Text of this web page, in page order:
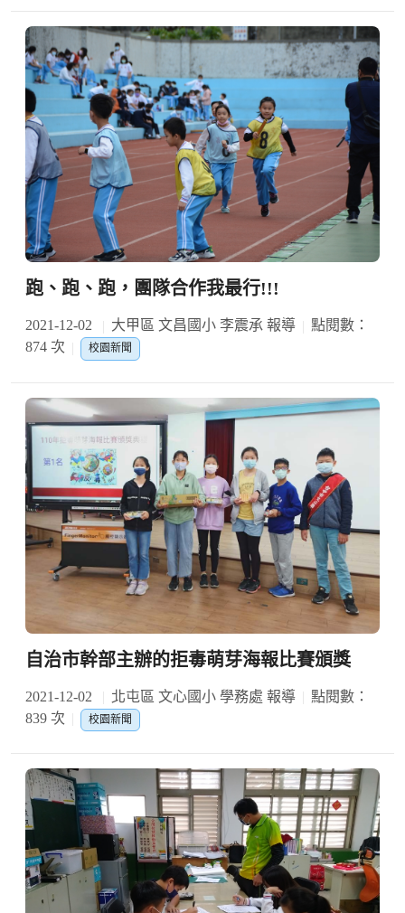
跑、跑、跑，團隊合作我最行!!!
2021-12-02 大甲區 文昌國小 李震承 報導
點閱數：
874 次
校園新聞
自治市幹部主辦的拒毒萌芽海報比賽頒獎
2021-12-02 北屯區 文心國小 學務處 報導
點閱數：
839 次
校園新聞